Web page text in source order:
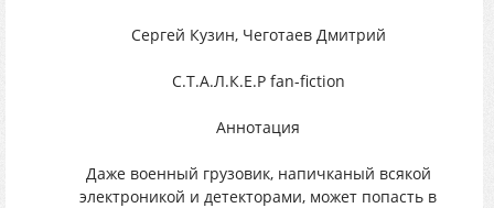
Сергей Кузин, Чеготаев Дмитрий
С.Т.А.Л.К.Е.Р fan-fiction
Аннотация
Даже военный грузовик, напичканый всякой
электроникой и детекторами, может попасть в